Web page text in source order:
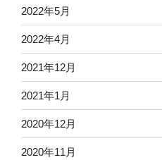
2022年5月
2022年4月
2021年12月
2021年1月
2020年12月
2020年11月